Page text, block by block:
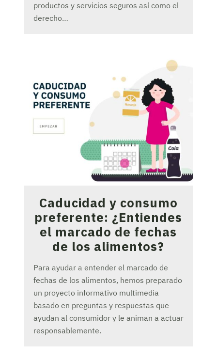
productos y servicios seguros así como el
derecho…
Caducidad y consumo
preferente: ¿Entiendes
el marcado de fechas
de los alimentos?
Para ayudar a entender el marcado de
fechas de los alimentos, hemos preparado
un proyecto informativo multimedia
basado en preguntas y respuestas que
ayudan al consumidor y le animan a actuar
responsablemente.